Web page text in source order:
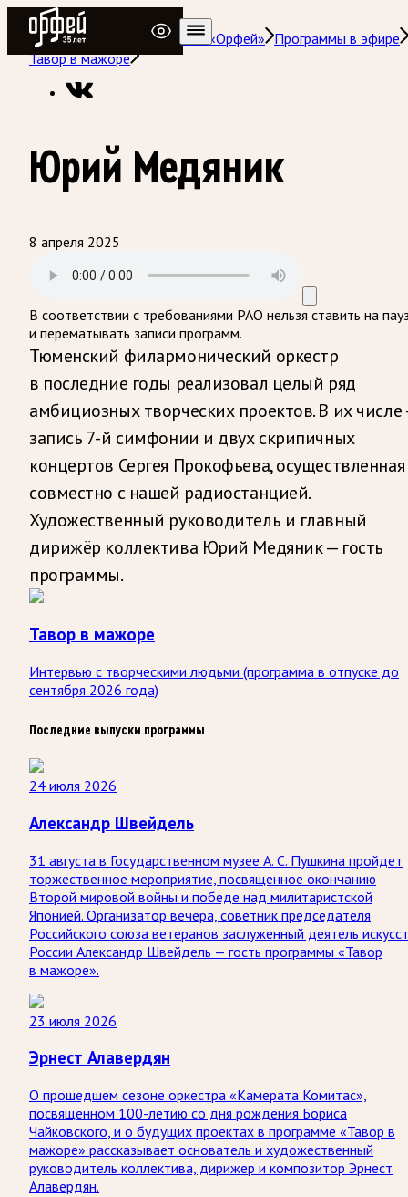
Радио Орфей
Радио классической музыки «Орфей» Программы в эфире
Тавор в мажоре
Юрий Медяник
8 апреля 2025
В соответствии с требованиями РАО нельзя ставить на
и перематывать записи программ.
Тюменский филармонический оркестр
в последние годы реализовал целый ряд
амбициозных творческих проектов. В их числе
запись 7-й симфонии и двух скрипичных
концертов Сергея Прокофьева, осуществленная
совместно с нашей радиостанцией.
Художественный руководитель и главный
дирижёр коллектива Юрий Медяник — гость
программы.
Тавор в мажоре
Интервью с творческими людьми (программа в отпуске до
сентября 2026 года)
Последние выпуски программы
24 июля 2026
Александр Швейдель
31 августа в Государственном музее А. С. Пушкина пройдет
торжественное мероприятие, посвященное окончанию
Второй мировой войны и победе над милитаристской
Японией. Организатор вечера, советник председателя
Российского союза ветеранов заслуженный деятель
России Александр Швейдель — гость программы «Тавор
в мажоре».
23 июля 2026
Эрнест Алавердян
О прошедшем сезоне оркестра «Камерата Комитас»,
посвященном 100-летию со дня рождения Бориса
Чайковского, и о будущих проектах в программе «Тавор в
мажоре» рассказывает основатель и художественный
руководитель коллектива, дирижер и композитор Эрнест
Алавердян.